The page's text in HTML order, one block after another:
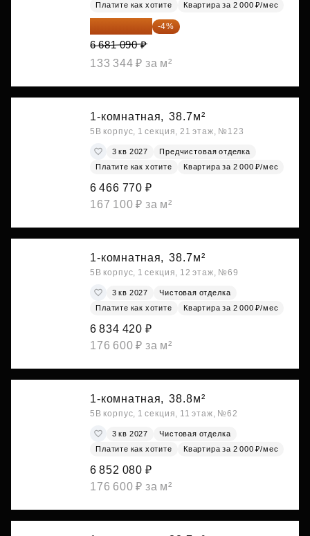
Платите как хотите
Квартира за 2 000 ₽/мес
-4%
6 681 090 ₽
133 344 ₽ за м²
1-комнатная, 38.7м²
5В корпус, 1 секция, 21 этаж, №123
3 кв 2027
Предчистовая отделка
Платите как хотите
Квартира за 2 000 ₽/мес
6 466 770 ₽
167 100 ₽ за м²
1-комнатная, 38.7м²
5В корпус, 1 секция, 12 этаж, №69
3 кв 2027
Чистовая отделка
Платите как хотите
Квартира за 2 000 ₽/мес
6 834 420 ₽
176 600 ₽ за м²
1-комнатная, 38.8м²
5В корпус, 1 секция, 11 этаж, №62
3 кв 2027
Чистовая отделка
Платите как хотите
Квартира за 2 000 ₽/мес
6 852 080 ₽
176 600 ₽ за м²